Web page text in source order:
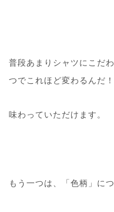
普段あまりシャツにこだ
つでこれほど変わるんだ
味わっていただけます。
もう一つは、「色柄」につ